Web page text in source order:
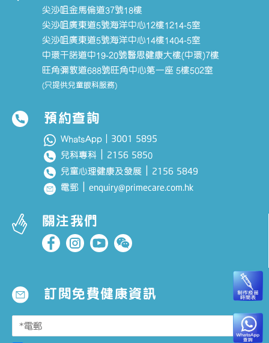
尖沙咀金馬倫道37號18樓
尖沙咀廣東道5號海洋中心12樓1214-5室
尖沙咀廣東道5號海洋中心14樓1404-5室
中環干諾道中19-20號醫思健康大樓(中環)7樓
旺角彌敦道688號旺角中心第一座 5樓502室
(只提供兒童眼科服務)
預約查詢
WhatsApp｜ 3001 5895
兒科專科 2156 5850
兒童心理健康及發展
2156 5849
電郵 ｜enquiry@primecare.com.hk
關注我們
訂閱免費健康資訊